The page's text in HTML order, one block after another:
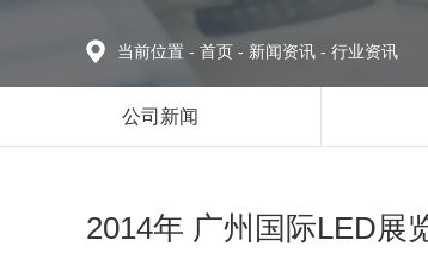
当前位置 - 首页 - 新闻资讯 - 行业资讯
公司新闻
2014年 广州国际LED展